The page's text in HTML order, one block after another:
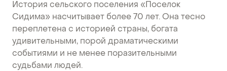
История сельского поселения «Поселок
Сидима» насчитывает более 70 лет. Она тесно
переплетена с историей страны, богата
удивительными, порой драматическими
событиями и не менее поразительными
судьбами людей.